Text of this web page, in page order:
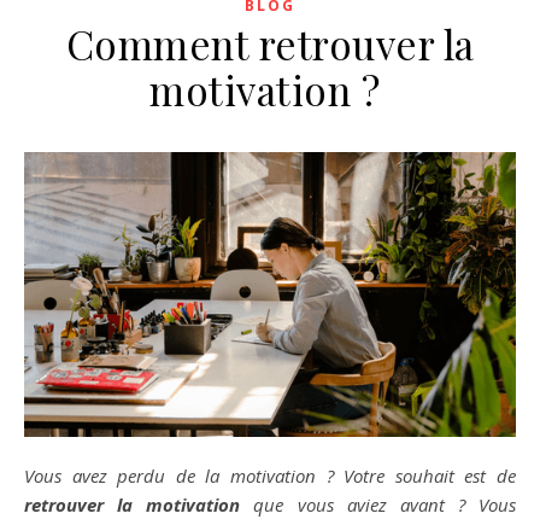
BLOG
Comment retrouver la
motivation ?
Vous avez perdu de la motivation ? Votre souhait est de
retrouver la motivation que vous aviez avant ? Vous